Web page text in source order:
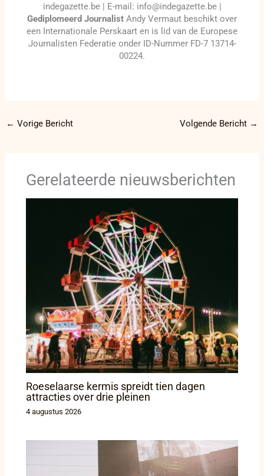
indegazette.be | E-mail: info@indegazette.be |
Gediplomeerd Journalist Andy Vermaut beschikt over
een Internationale Perskaart en is lid van de Europese
Journalisten Federatie onder ID-Nummer FD-7 13714-
00224.
← Vorige Bericht Volgende Bericht →
Gerelateerde nieuwsberichten
Roeselaarse kermis spreidt tien dagen
attracties over drie pleinen
4 augustus 2026